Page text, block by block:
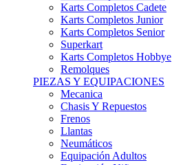
Karts Completos Cadete
Karts Completos Junior
Karts Completos Senior
Superkart
Karts Completos Hobbye
Remolques
PIEZAS Y EQUIPACIONES
Mecanica
Chasis Y Repuestos
Frenos
Llantas
Neumáticos
Equipación Adultos